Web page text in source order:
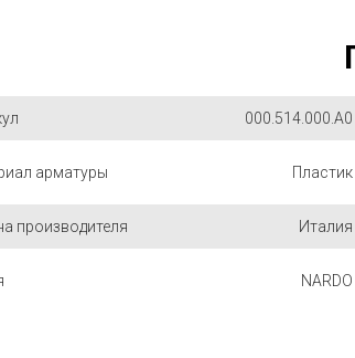
000.514.000.A0
арматуры Пластик
производителя Италия
NARDO